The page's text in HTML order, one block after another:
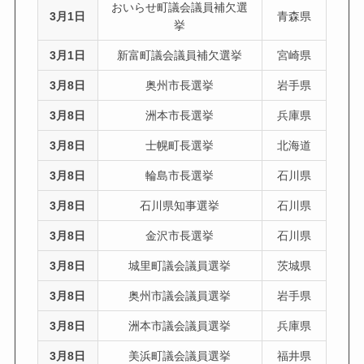
3月1日
おいらせ町議会議員補欠選
挙
青森県
3月1日 新富町議会議員補欠選挙 宮崎県
3月8日 奥州市長選挙 岩手県
3月8日 洲本市長選挙 兵庫県
3月8日 士幌町長選挙 北海道
3月8日 輪島市長選挙 石川県
3月8日 石川県知事選挙 石川県
3月8日 金沢市長選挙 石川県
3月8日 城里町議会議員選挙 茨城県
3月8日 奥州市議会議員選挙 岩手県
3月8日 洲本市議会議員選挙 兵庫県
3月8日 美浜町議会議員選挙 福井県